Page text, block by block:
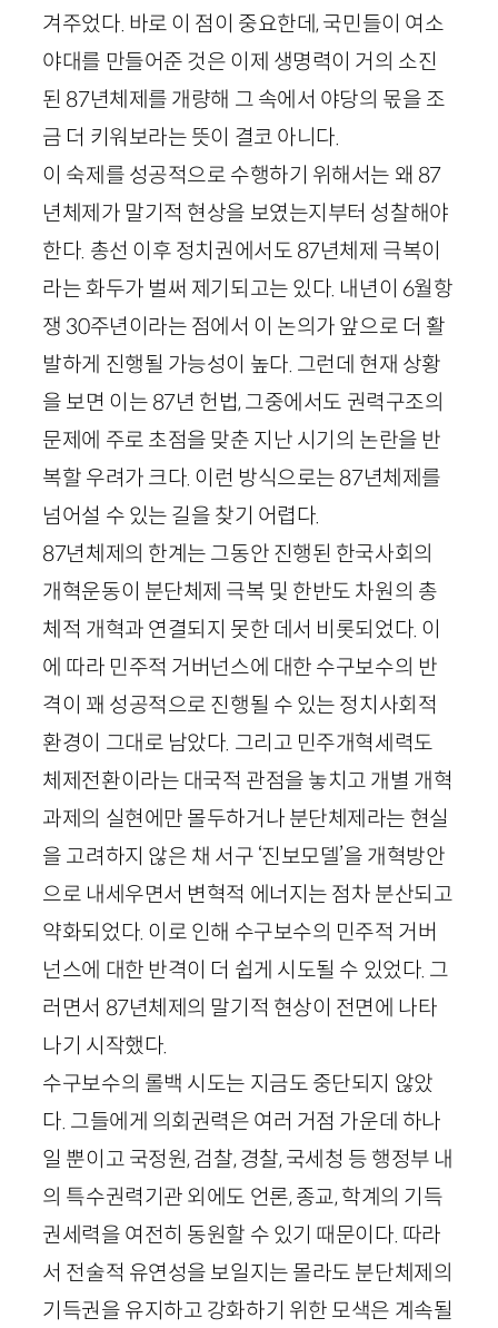
겨주었다. 바로 이 점이 중요한데, 국민들이 여소
야대를 만들어준 것은 이제 생명력이 거의 소진
된 87년체제를 개량해 그 속에서 야당의 몫을 조
금 더 키워보라는 뜻이 결코 아니다.
이 숙제를 성공적으로 수행하기 위해서는 왜 87
년체제가 말기적 현상을 보였는지부터 성찰해야
한다. 총선 이후 정치권에서도 87년체제 극복이
라는 화두가 벌써 제기되고는 있다. 내년이 6월항
쟁 30주년이라는 점에서 이 논의가 앞으로 더 활
발하게 진행될 가능성이 높다. 그런데 현재 상황
을 보면 이는 87년 헌법, 그중에서도 권력구조의
문제에 주로 초점을 맞춘 지난 시기의 논란을 반
복할 우려가 크다. 이런 방식으로는 87년체제를
넘어설 수 있는 길을 찾기 어렵다.
87년체제의 한계는 그동안 진행된 한국사회의
개혁운동이 분단체제 극복 및 한반도 차원의 총
체적 개혁과 연결되지 못한 데서 비롯되었다. 이
에 따라 민주적 거버넌스에 대한 수구보수의 반
격이 꽤 성공적으로 진행될 수 있는 정치사회적
환경이 그대로 남았다. 그리고 민주개혁세력도
체제전환이라는 대국적 관점을 놓치고 개별 개혁
과제의 실현에만 몰두하거나 분단체제라는 현실
을 고려하지 않은 채 서구 ‘진보모델’을 개혁방안
으로 내세우면서 변혁적 에너지는 점차 분산되고
약화되었다. 이로 인해 수구보수의 민주적 거버
넌스에 대한 반격이 더 쉽게 시도될 수 있었다. 그
러면서 87년체제의 말기적 현상이 전면에 나타
나기 시작했다.
수구보수의 롤백 시도는 지금도 중단되지 않았
다. 그들에게 의회권력은 여러 거점 가운데 하나
일 뿐이고 국정원, 검찰, 경찰, 국세청 등 행정부 내
의 특수권력기관 외에도 언론, 종교, 학계의 기득
권세력을 여전히 동원할 수 있기 때문이다. 따라
서 전술적 유연성을 보일지는 몰라도 분단체제의
기득권을 유지하고 강화하기 위한 모색은 계속될